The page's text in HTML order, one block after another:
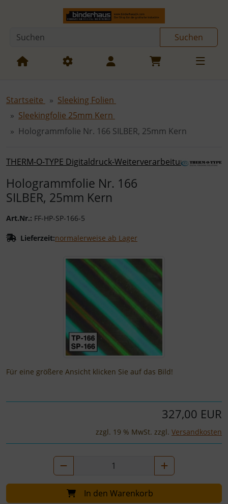
Sprungnavigation
Springe zur Navigation Springe zum Inhalt
Suchen
Startseite
Sleeking Folien
Sleekingfolie 25mm Kern
Hologrammfolie Nr. 166 SILBER, 25mm Kern
THERM-O-TYPE Digitaldruck-Weiterverarbeitung
Hologrammfolie Nr. 166
SILBER, 25mm Kern
Art.Nr.: FF-HP-SP-166-5
Lieferzeit:normalerweise ab Lager
Wenn mehr als ein Produktbild existiert, können Sie die
Für eine größere Ansicht klicken Sie auf das Bild!
327,00 EUR
zzgl. 19 % MwSt. zzgl. Versandkosten
In den Warenkorb